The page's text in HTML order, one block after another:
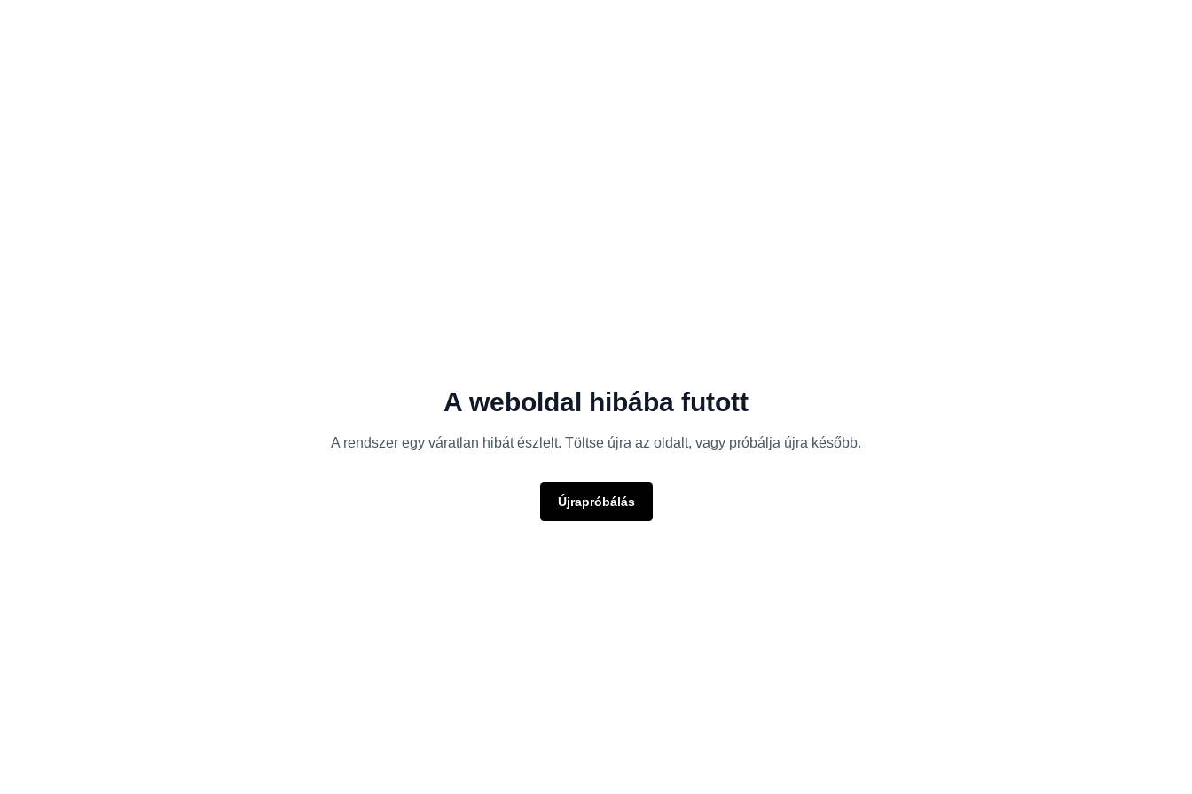
A weboldal hibába futott
A rendszer egy váratlan hibát észlelt. Töltse újra az oldalt, vagy próbálja újra később.
Újrapróbálás